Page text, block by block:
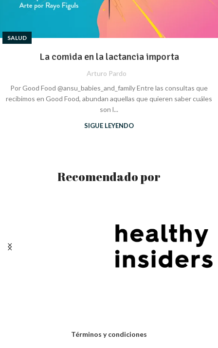
SALUD
La comida en la lactancia importa
Arturo Pardo
Por Good Food @ansu_babies_and_family Entre las consultas que
recibimos en Good Food, abundan aquellas que quieren saber cuáles
son l...
SIGUE LEYENDO
Recomendado por
Términos y condiciones